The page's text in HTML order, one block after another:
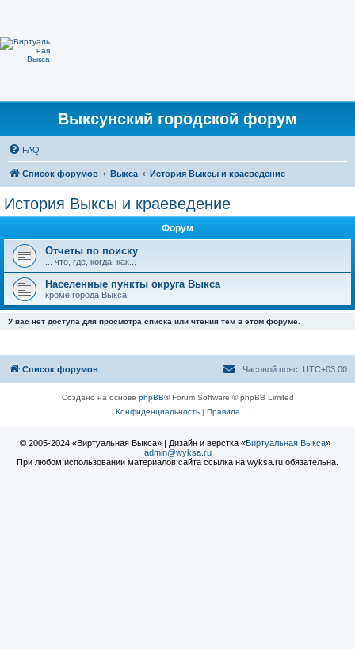
Выксунский городской форум
FAQ
Список форумов Выкса История Выксы и краеведение
История Выксы и краеведение
Форум
Отчеты по поиску
... что, где, когда, как...
Населенные пункты округа Выкса
кроме города Выкса
У вас нет доступа для просмотра списка или чтения тем в этом форуме.
Список форумов Часовой пояс: UTC+03:00
Создано на основе phpBB® Forum Software © phpBB Limited
Конфиденциальность| Правила
© 2005-2024 «Виртуальная Выкса» | Дизайн и верстка «Виртуальная Выкса» |
admin@wyksa.ru
При любом использовании материалов сайта ссылка на wyksa.ru обязательна.